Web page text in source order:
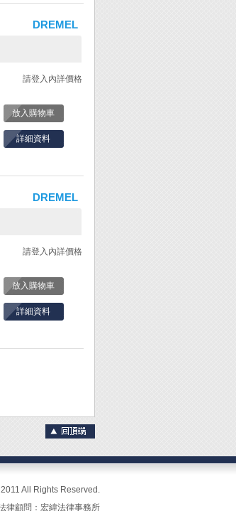
DREMEL
請登入內詳價格
放入購物車
詳細資料
DREMEL
請登入內詳價格
放入購物車
詳細資料
All Rights Reserved.
律顧問：宏緯法律事務所